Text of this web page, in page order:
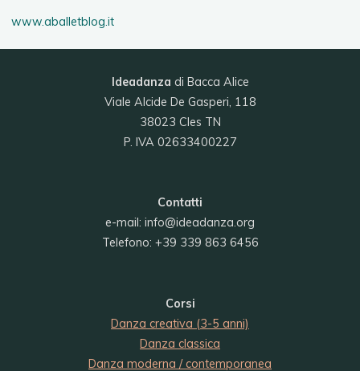
www.aballetblog.it
Ideadanza di Bacca Alice
Viale Alcide De Gasperi, 118
38023 Cles TN
P. IVA 02633400227
Contatti
e-mail: info@ideadanza.org
Telefono: +39 339 863 6456
Corsi
Danza creativa (3-5 anni)
Danza classica
Danza moderna / contemporanea